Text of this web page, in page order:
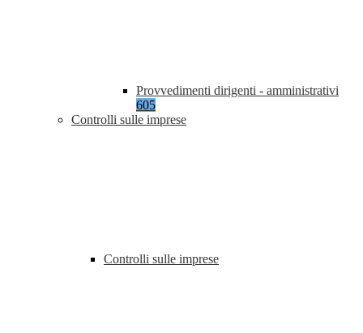
Provvedimenti dirigenti - amministrativi
605
Controlli sulle imprese
Controlli sulle imprese